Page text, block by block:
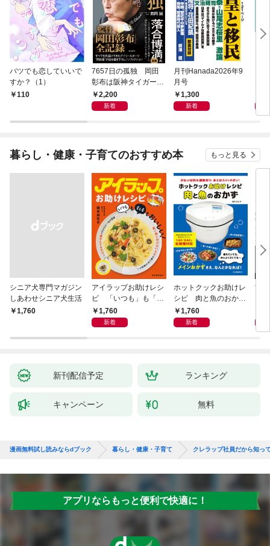
バツでも恋していいで
すか？（1）
110
7657日の孤独 岡田
彰布は阪神タイガース
に何を遺したのか
2,200
新着
月刊Hanada2026年9
月号
1,300
新着
ノ
暮らし・健康・子育てのおすすめ本 もっと見る
シニア犬専門マガジン
しあわせシニア犬生活
￥1,760
アイラップお助けレシ
ピ 「いつも」も「も
しも」もおいしい！
1,760
新着
ホットクックお助けレ
シピ 肉と魚のおか
ず 少ない材料＆調味
料で、あとはスイッチ
1,760
新着
首
リ
昇
新刊配信予定 ランキング
キャンペーン 無料
漫画無料試し読みならdブック 暮らし・健康・子育て クレラップ社員だから知っ
アプリならもっと便利で快適に！